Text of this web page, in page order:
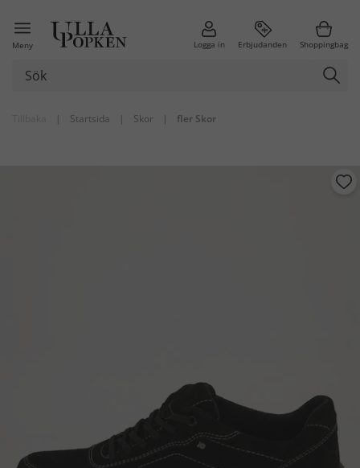
Meny Logga in Erbjudanden Shoppingbag
| Startsida | Skor | fler Skor